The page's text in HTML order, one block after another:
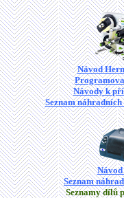
Návod
Návody k
Seznam
Návod
Seznam
Seznamy dílů